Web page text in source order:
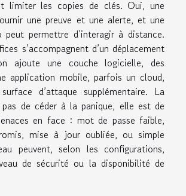
limiter les copies de clés. Oui, une
une preuve et une alerte, et une
peut permettre d’interagir à distance.
s’accompagnent d’un déplacement
ajoute une couche logicielle, des
application mobile, parfois un cloud,
d’attaque supplémentaire. La
pas de céder à la panique, elle est de
en face : mot de passe faible,
mise à jour oubliée, ou simple
peuvent, selon les configurations,
de sécurité ou la disponibilité de